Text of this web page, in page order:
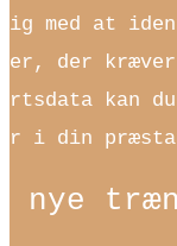
med at
der
kan
i din
nye